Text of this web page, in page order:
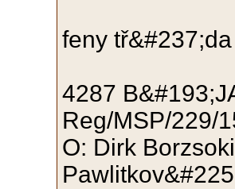
feny
4287
Reg/MSP/229/
O: Dirk